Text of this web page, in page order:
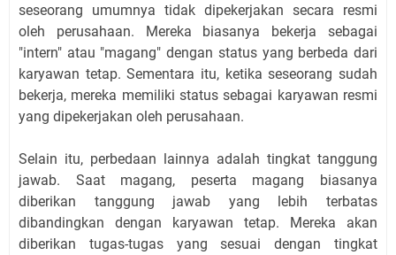
seseorang umumnya tidak dipekerjakan secara resmi
oleh perusahaan. Mereka biasanya bekerja sebagai
"intern" atau "magang" dengan status yang berbeda dari
karyawan tetap. Sementara itu, ketika seseorang sudah
bekerja, mereka memiliki status sebagai karyawan resmi
yang dipekerjakan oleh perusahaan.
Selain itu, perbedaan lainnya adalah tingkat tanggung
jawab. Saat magang, peserta magang biasanya
diberikan tanggung jawab yang lebih terbatas
dibandingkan dengan karyawan tetap. Mereka akan
diberikan tugas-tugas yang sesuai dengan tingkat